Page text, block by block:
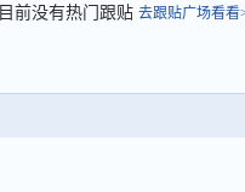
目前没有热门跟贴 去跟贴广场看看